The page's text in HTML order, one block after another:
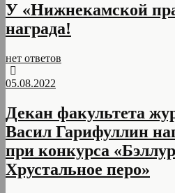
У «Нижнекамской
награда!
нет ответов
05.08.2022
Декан факультета
Васил Гарифуллин
при конкурса
Хрустальное перо»